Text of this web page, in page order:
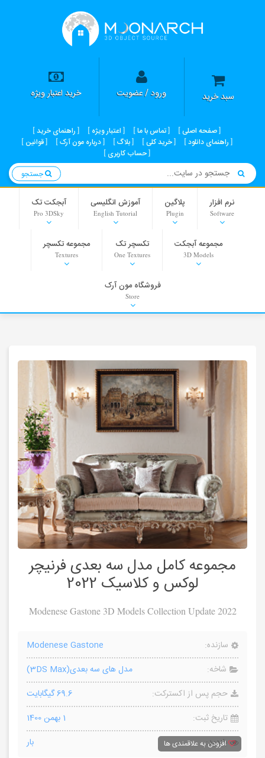
سبد خرید ورود / عضویت خرید اعتبار ویژه
صفحه اصلی تماس با ما اعتبار ویژه
راهنمای خرید
راهنمای دانلود
خرید کلی بلاگ درباره مون آرک
قوانین
حساب کاربری
نرم افزار
Software
پلاگین
Plugin
آموزش انگلیسی
English Tutorial
آبجکت تک
Pro 3DSky
مجموعه آبجکت
3D Models
تکسچر تک
One Textures
مجموعه تکسچر
Textures
PNG-PSD
فروشگاه مون آرک
Store
مجموعه کامل مدل سه بعدی فرنیچر
لوکس و کلاسیک 2022
Modenese Gastone 3D Models Collection Update 2022
سازنده:
Modenese Gastone
شاخه:
مدل های سه بعدی(3DS Max)
حجم پس از اکسترکت:
69.6 گیگابایت
تاریخ ثبت:
1 بهمن 1400
بازدید:
بار افزودن به علاقمندی ها